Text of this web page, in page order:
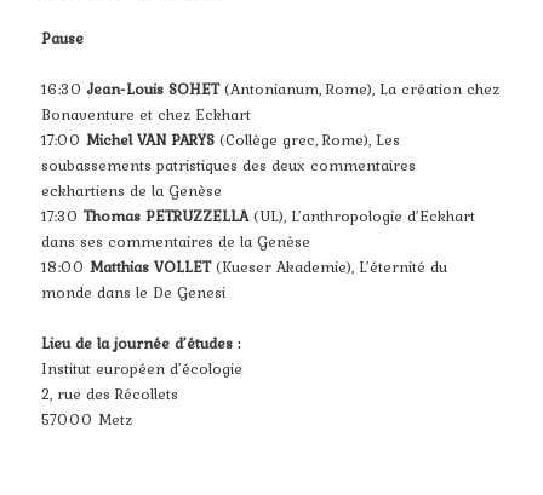
Pause
16:30Jean-Louis SOHET(Antonianum, Rome), La création chez
Bonaventure et chez Eckhart
17:00Michel VAN PARYS (Collège grec, Rome), Les
soubassements patristiques des deux commentaires
eckhartiens de la Genèse
17:30Thomas PETRUZZELLA(UL), L’anthropologie d’Eckhart
dans ses commentaires de la Genèse
18:00Matthias VOLLET(Kueser Akademie), L’éternité du
monde dans le De Genesi
Lieu de la journée d’études :
Institut européen d’écologie
2, rue des Récollets
57000 Metz